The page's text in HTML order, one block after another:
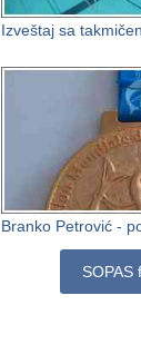
Izveštaj sa
Branko Petrović -
SOPAS